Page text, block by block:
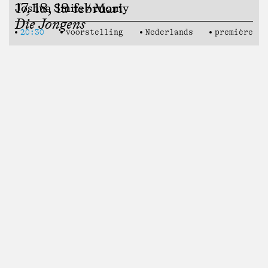
17, 18, 19 februari
Die Jongens
Joshua Smits / Monty
20:30 voorstelling Nederlands première